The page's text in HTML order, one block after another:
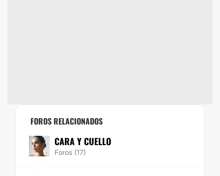
FOROS RELACIONADOS
CARA Y CUELLO
Foros (17)